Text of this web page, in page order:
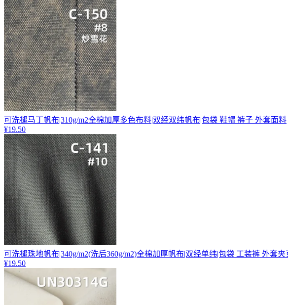
可洗褪马丁帆布|310g/m2全棉加厚多色布料|双经双纬帆布|包袋 鞋帽 裤子 外套面料
¥19.50
可洗褪珠地帆布|340g/m2(洗后360g/m2)全棉加厚帆布|双经单纬|包袋 工装裤 外套夹
¥19.50